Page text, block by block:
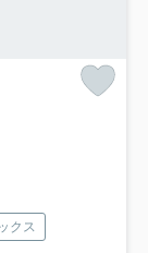
クス